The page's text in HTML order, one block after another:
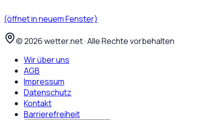
(öffnet in neuem Fenster)
©2026wetter.net · Alle Rechte vorbehalten
Wir über uns
AGB
Impressum
Datenschutz
Kontakt
Barrierefreiheit